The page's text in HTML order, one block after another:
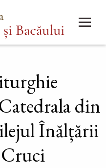
din
Înălțării